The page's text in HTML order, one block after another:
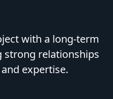
with a long-term
strong relationships
expertise.